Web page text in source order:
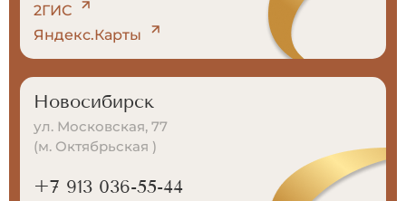
2ГИС
Яндекс.Карты
Новосибирск
ул. Московская, 77
(м. Октябрьская )
+7 913 036-55-44